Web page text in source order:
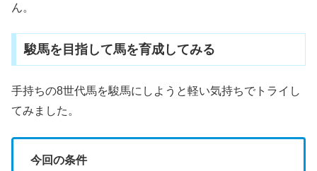
ん。
駿馬を目指して馬を育成してみる
手持ちの8世代馬を駿馬にしようと軽い気持ちでトライし
てみました。
今回の条件